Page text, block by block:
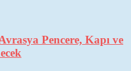
Pencere, Kapı ve